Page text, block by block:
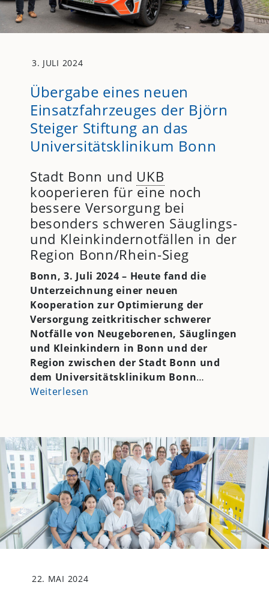
3. JULI 2024
Übergabe eines neuen
Einsatzfahrzeuges der Björn
Steiger Stiftung an das
Universitätsklinikum Bonn
Stadt Bonn und UKB
kooperieren für eine noch
bessere Versorgung bei
besonders schweren Säuglings-
und Kleinkindernotfällen in der
Region Bonn/Rhein-Sieg
Bonn, 3. Juli 2024 – Heute fand die
Unterzeichnung einer neuen
Kooperation zur Optimierung der
Versorgung zeitkritischer schwerer
Notfälle von Neugeborenen, Säuglingen
und Kleinkindern in Bonn und der
Region zwischen der Stadt Bonn und
dem Universitätsklinikum Bonn…
Weiterlesen
22. MAI 2024